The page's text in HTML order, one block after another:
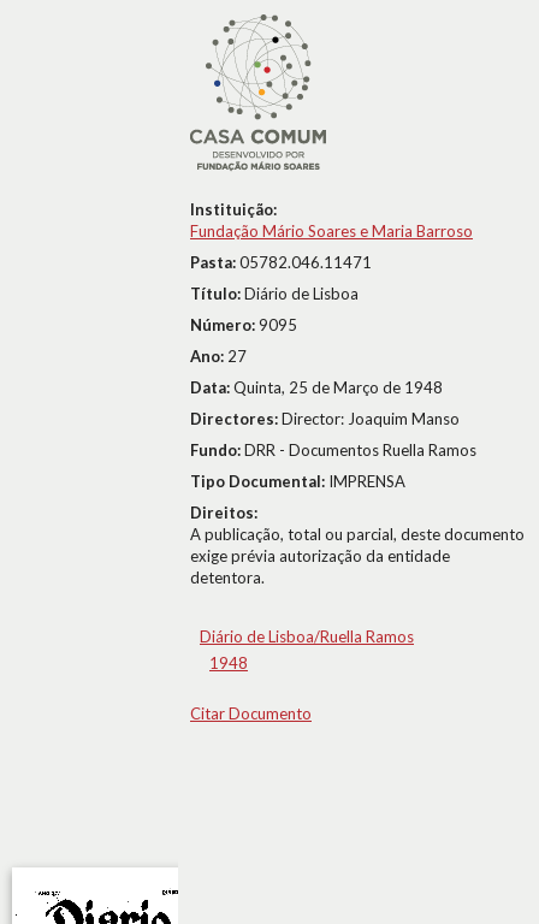
Instituição:
Fundação Mário Soares e Maria Barroso
Pasta:05782.046.11471
Título:Diário de Lisboa
Número:9095
Ano: 27
Data:Quinta, 25 de Março de 1948
Directores:Director: Joaquim Manso
Fundo:DRR - Documentos Ruella Ramos
Tipo Documental: IMPRENSA
Direitos:
A publicação, total ou parcial, deste documento
exige prévia autorização da entidade
detentora.
Diário de Lisboa/Ruella Ramos
1948
Citar Documento